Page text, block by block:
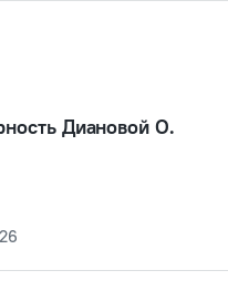
Диановой О.